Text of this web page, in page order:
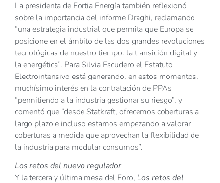
La presidenta de Fortia Energía también reflexionó
sobre la importancia del informe Draghi, reclamando
“una estrategia industrial que permita que Europa se
posicione en el ámbito de las dos grandes revoluciones
tecnológicas de nuestro tiempo: la transición digital y
la energética”. Para Silvia Escudero el Estatuto
Electrointensivo está generando, en estos momentos,
muchísimo interés en la contratación de PPAs
“permitiendo a la industria gestionar su riesgo”, y
comentó que “desde Statkraft, ofrecemos coberturas a
largo plazo e incluso estamos empezando a valorar
coberturas a medida que aprovechan la flexibilidad de
la industria para modular consumos”.
Los retos del nuevo regulador
Y la tercera y última mesa del Foro, Los retos del